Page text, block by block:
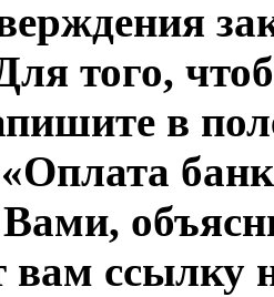
того,
в
«Оплата
Вами,
вам ссылку